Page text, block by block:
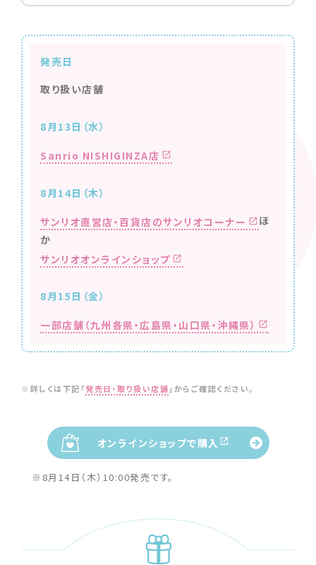
発売日
取り扱い店舗
8月13日（水）
Sanrio NISHIGINZA店
8月14日（木）
サンリオ直営店・百貨店のサンリオコーナー
ほ
か
サンリオオンラインショップ
8月15日（金）
一部店舗（九州各県・広島県・山口県・沖縄県）
※詳しくは下記「発売日・取り扱い店舗」からご確認ください。
オンラインショップで購入
※8月14日（木）10:00発売です。